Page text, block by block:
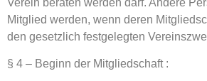
Mitglied werden, wenn deren
den gesetzlich festgelegten
§ 4 – Beginn der Mitgliedschaft :